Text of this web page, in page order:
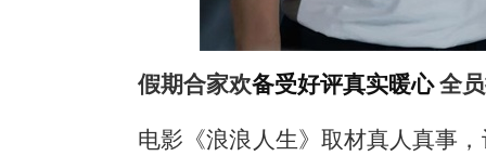
假期合家欢备受好评真实暖心全员
电影《浪浪人生》 取材真人真事，